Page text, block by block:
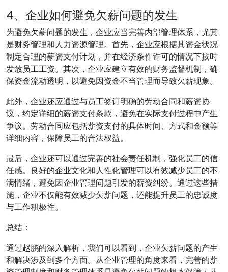
4、企业如何避免欠薪问题的发生
为避免欠薪问题的发生，企业应当完善内部管理体系，尤其
是财务管理和人力资源管理。首先，企业应根据其资金状况
制定合理的薪资支付计划，并在经济条件许可的情况下按时
发放员工工资。其次，企业应建立有效的财务监督机制，确
保资金流动透明，以避免因资金不当管理而导致欠薪现象。
此外，企业还应通过与员工签订明确的劳动合同和薪资协
议，约定详细的薪资支付条款，避免在实际支付过程中产生
争议。劳动合同应包括薪资支付的具体时间、方式和金额等
详细内容，保障员工的合法权益。
最后，企业还可以通过完善的社会责任机制，强化员工的信
任感。良好的企业文化和人性化管理可以有效减少员工的不
满情绪，避免因企业管理问题引发的薪资纠纷。通过这些措
施，企业不仅能有效减少欠薪问题，还能提升员工的忠诚度
与工作积极性。
总结：
通过赵鹏的深入解析，我们可以看到，企业欠薪问题的产生
和解决涉及到多个方面。从企业管理的角度来看，完善的薪